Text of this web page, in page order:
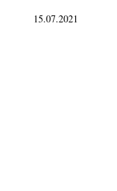
15.07.2021